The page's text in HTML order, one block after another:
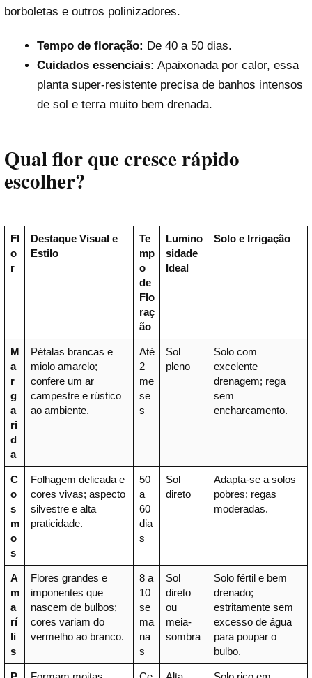
borboletas e outros polinizadores.
Tempo de floração: De 40 a 50 dias.
Cuidados essenciais: Apaixonada por calor, essa
planta super-resistente precisa de banhos intensos
de sol e terra muito bem drenada.
Qual flor que cresce rápido
escolher?
Fl
o
r
Destaque Visual e
Estilo
Te
mp
o
de
Flo
raç
ão
Lumino
sidade
Ideal
Solo e Irrigação
M
a
r
g
a
ri
d
a
Pétalas brancas e
miolo amarelo;
confere um ar
campestre e rústico
ao ambiente.
Até
2
me
se
s
Sol
pleno
Solo com
excelente
drenagem; rega
sem
encharcamento.
C
o
s
m
o
s
Folhagem delicada e
cores vivas; aspecto
silvestre e alta
praticidade.
50
a
60
dia
s
Sol
direto
Adapta-se a solos
pobres; regas
moderadas.
A
m
a
rí
li
s
Flores grandes e
imponentes que
nascem de bulbos;
cores variam do
vermelho ao branco.
8 a
10
se
ma
na
s
Sol
direto
ou
meia-
sombra
Solo fértil e bem
drenado;
estritamente sem
excesso de água
para poupar o
bulbo.